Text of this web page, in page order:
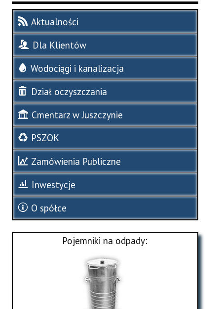
Aktualności
Dla Klientów
Wodociągi i kanalizacja
Dział oczyszczania
Cmentarz w Juszczynie
PSZOK
Zamówienia Publiczne
Inwestycje
O spółce
Pojemniki na odpady: